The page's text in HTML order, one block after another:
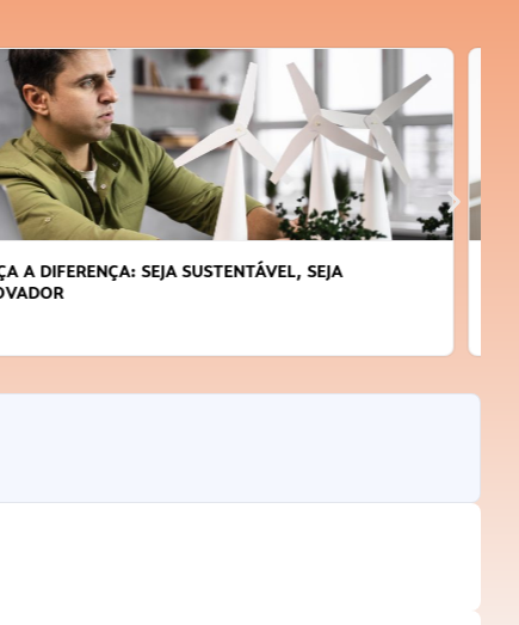
APRENDA A GERENCIAR O SEU TEMPO